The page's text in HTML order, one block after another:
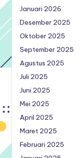
Januari 2026
Desember 2025
Oktober 2025
September 2025
Agustus 2025
Juli 2025
Juni 2025
Mei 2025
April 2025
Maret 2025
Februari 2025